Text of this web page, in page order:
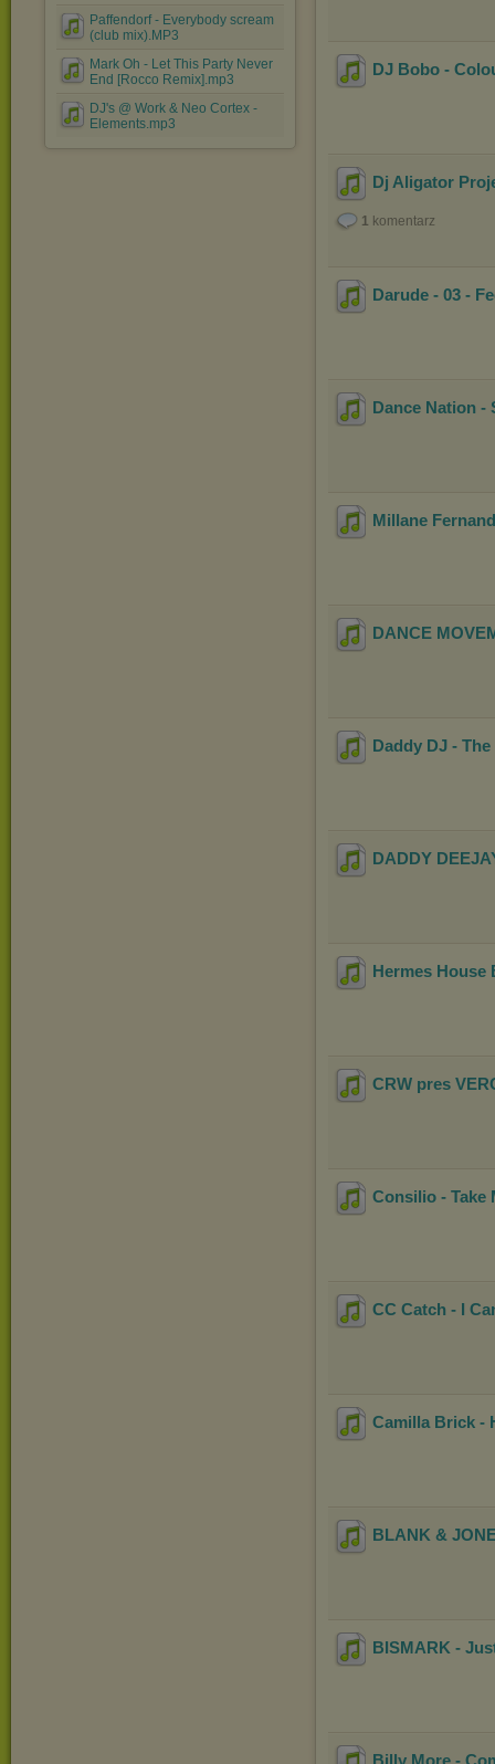
Paffendorf - Everybody scream
(club mix).MP3
Mark Oh - Let This Party Never
End [Rocco Remix].mp3
DJ's @ Work & Neo Cortex -
Elements.mp3
DJ Bobo -
Dj Aligator
1 komentarz
Darude - 03 -
Dance Nation -
Millane
DANCE
Daddy DJ -
DADDY
Hermes
CRW pres
Consilio - Take
CC Catch - I
Camilla Brick -
BLANK &
BISMARK -